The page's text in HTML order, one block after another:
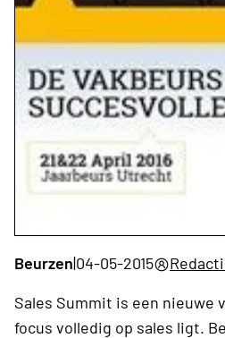
Beurzen|04-05-2015
Sales Summit is een nieuwe
focus volledig op sales ligt.